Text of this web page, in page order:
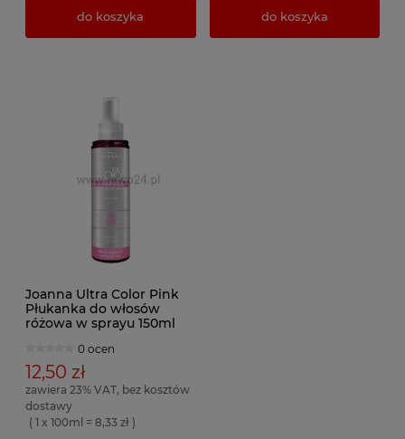
do koszyka do koszyka
Joanna Ultra Color Pink
Płukanka do włosów
różowa w sprayu 150ml
0 ocen
12,50 zł
zawiera 23% VAT, bez kosztów
dostawy
( 1 x 100ml = 8,33 zł )